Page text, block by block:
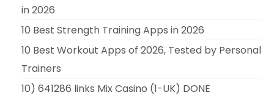
in 2026
10 Best Strength Training Apps in 2026
10 Best Workout Apps of 2026, Tested by Personal
Trainers
10) 641286 links Mix Casino (1-UK) DONE